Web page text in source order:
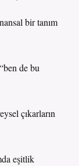
bir tanım
de bu
çıkarların
eşitlik